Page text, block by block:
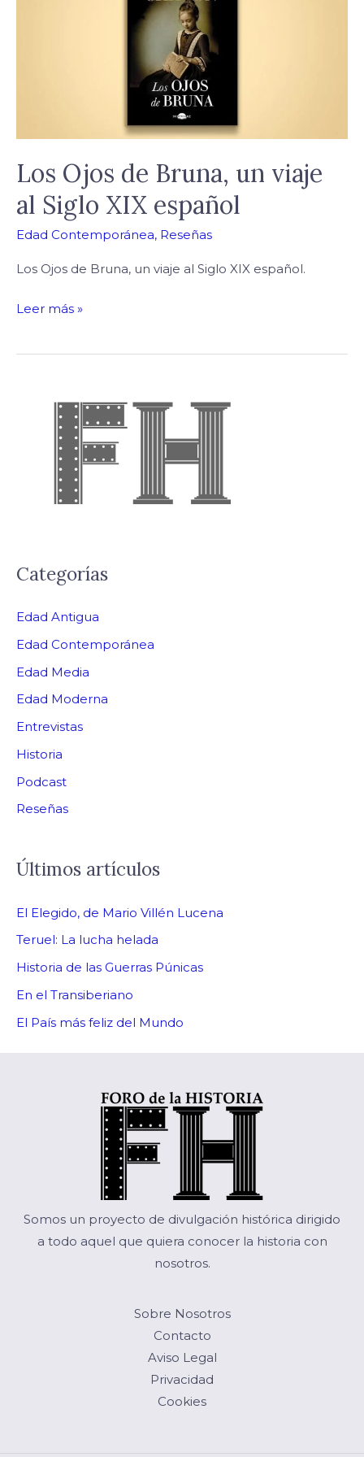
Los Ojos de Bruna, un viaje
al Siglo XIX español
Edad Contemporánea, Reseñas
Los Ojos de Bruna, un viaje al Siglo XIX español.
XIX
Leer más »
Categorías
Edad Antigua
Edad Contemporánea
Edad Media
Edad Moderna
Entrevistas
Historia
Podcast
Reseñas
Últimos artículos
El Elegido, de Mario Villén Lucena
Teruel: La lucha helada
Historia de las Guerras Púnicas
En el Transiberiano
El País más feliz del Mundo
Somos un proyecto de divulgación histórica dirigido
a todo aquel que quiera conocer la historia con
nosotros.
Sobre Nosotros
Contacto
Aviso Legal
Privacidad
Cookies